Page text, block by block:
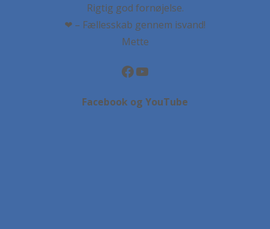
Rigtig god fornøjelse.
❤ – Fællesskab gennem isvand!
Mette
Facebook
YouTube
Facebook og YouTube